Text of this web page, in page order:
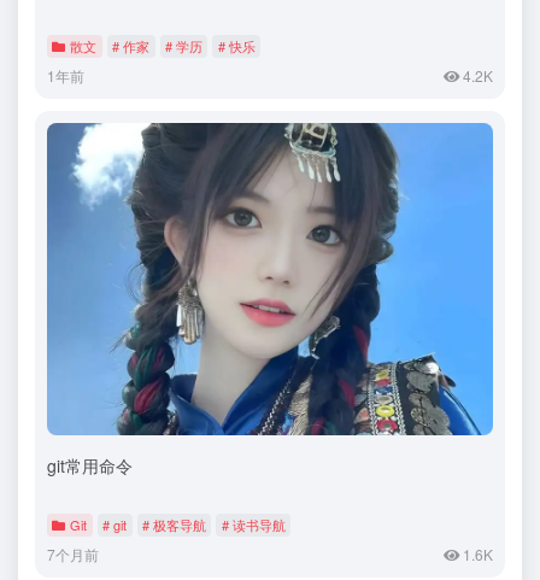
散文 # 作家 # 学历 # 快乐
1年前 4.2K
git常用命令
Git # git # 极客导航 # 读书导航
7个月前 1.6K